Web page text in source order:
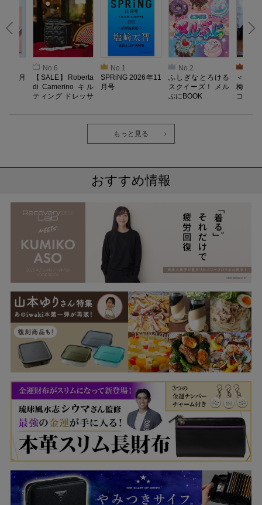
年9月
No.6
【SALE】Roberta
di Camerino キル
ティング ドレッサ
No.1
SPRiNG 2026年11
月号
No.2
ふしぎなとろける
スクイーズ！ メル
ぷにBOOK
＜
梅があ
コンポ
もっと見る
おすすめ情報